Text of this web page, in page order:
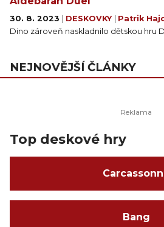
napětí, radosti a soutěživosti.
staňte se mistrem v zachycení
duhovými chapadly!
30. 8. 2023 DESKOVKY Patrik
Dino zároveň naskladnilo dětskou hru
NEJNOVĚJŠÍ ČLÁNKY
Top deskové hry
Bang